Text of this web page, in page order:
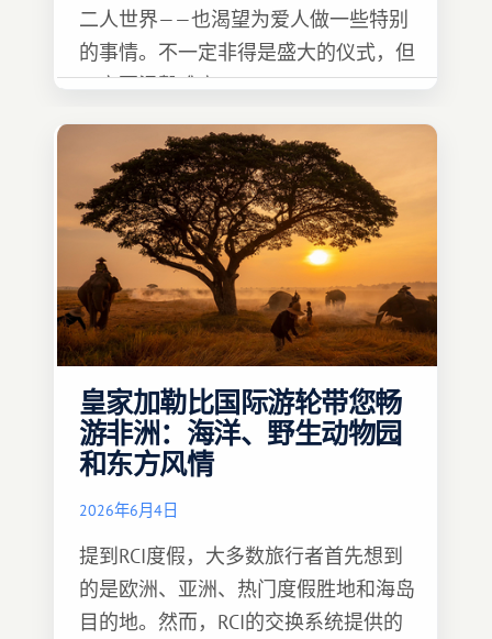
二人世界——也渴望为爱人做一些特别
的事情。不一定非得是盛大的仪式，但
一定要温馨难忘 :)
皇家加勒比国际游轮带您畅
游非洲：海洋、野生动物园
和东方风情
2026年6月4日
提到RCI度假，大多数旅行者首先想到
的是欧洲、亚洲、热门度假胜地和海岛
目的地。然而，RCI的交换系统提供的